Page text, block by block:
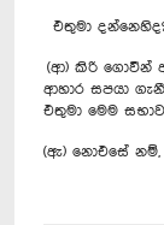
එතුමා
(ආ) කිරි ගොවීන්
ආහාර සපයා
එතුමා මෙම
(ඇ) නොඑසේ නම්,